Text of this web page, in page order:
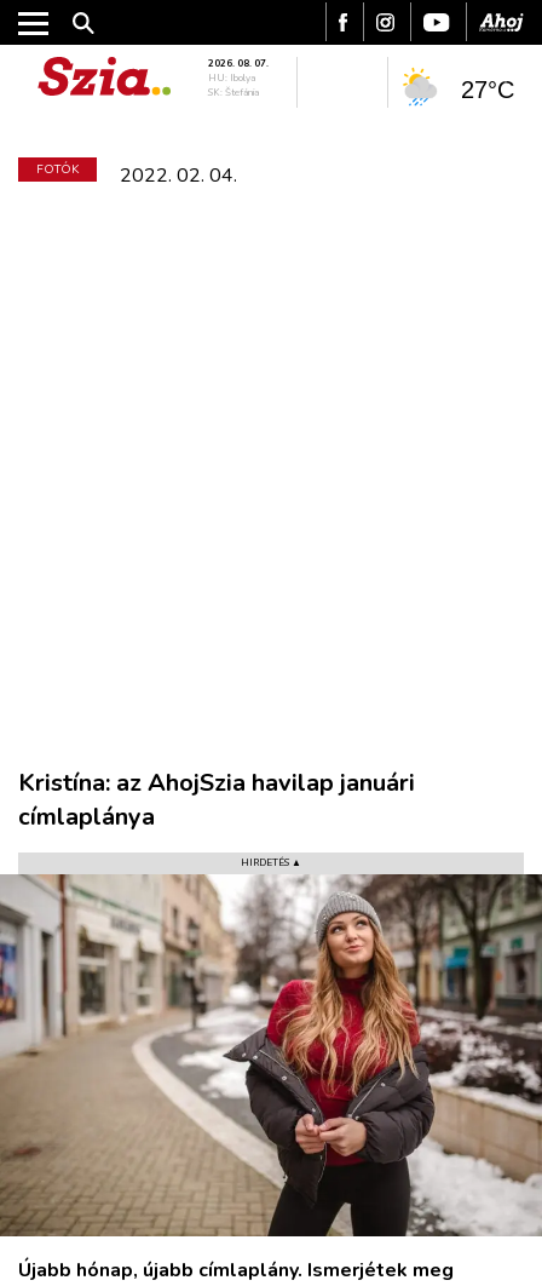
2026. 08. 07.
HU: Ibolya
SK: Štefánia
27°C
FOTÓK 2022. 02. 04.
Kristína: az AhojSzia havilap januári
címlaplánya
HIRDETÉS ▲
Újabb hónap, újabb címlaplány. Ismerjétek meg